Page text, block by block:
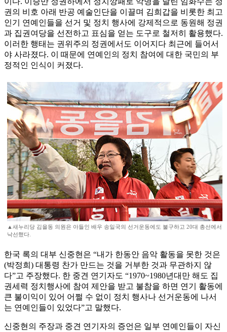
권의 비호 아래 반공 예술인단을 이끌며 김희갑을 비롯한 최고
인기 연예인들을 선거 및 정치 행사에 강제적으로 동원해 정권
과 집권여당을 선전하고 표심을 얻는 도구로 철저히 활용했다.
이러한 행태는 권위주의 정권에서도 이어지다 최근에 들어서
야 사라졌다. 이 때문에 연예인의 정치 참여에 대한 국민의 부
정적인 인식이 커졌다.
▲새누리당 김을동 의원은 아들인 배우 송일국의 선거운동에도 불구하고 20대 총선에서
낙선했다.
한국 록의 대부 신중현은 “내가 한동안 음악 활동을 못한 것은
(박정희) 대통령 찬가 만드는 것을 거부한 것과 무관하지 않
다”고 주장했다. 한 중견 연기자도 “1970~1980년대만 해도 집
권세력 정치행사에 참여 제안을 받고 불참을 하면 연기 활동에
큰 불이익이 있어 어쩔 수 없이 정치 행사나 선거운동에 나서
는 연예인들이 있었다”고 말했다.
신중현의 주장과 중견 연기자의 증언은 일부 연예인들이 자신